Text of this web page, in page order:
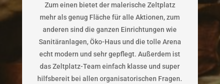
Zum einen bietet der malerische Zeltplatz
mehr als genug Fläche für alle Aktionen, zum
anderen sind die ganzen Einrichtungen wie
Sanitäranlagen, Öko-Haus und die tolle Arena
echt modern und sehr gepflegt. Außerdem ist
das Zeltplatz-Team einfach klasse und super
hilfsbereit bei allen organisatorischen Fragen.